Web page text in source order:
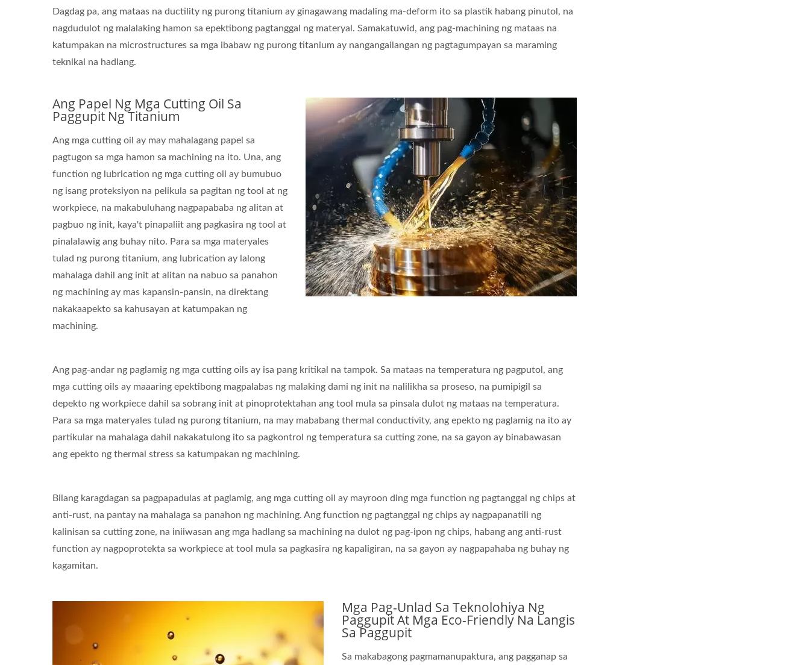
Dagdag pa, ang mataas na ductility ng purong titanium ay ginagawang madaling ma-deform ito sa plastik habang pinutol, na
nagdudulot ng malalaking hamon sa epektibong pagtanggal ng materyal. Samakatuwid, ang pag-machining ng mataas na
katumpakan na microstructures sa mga ibabaw ng purong titanium ay nangangailangan ng pagtagumpayan sa maraming
teknikal na hadlang.
Ang Papel Ng Mga Cutting Oil Sa
Paggupit Ng Titanium
Ang mga cutting oil ay may mahalagang papel sa
pagtugon sa mga hamon sa machining na ito. Una, ang
function ng lubrication ng mga cutting oil ay bumubuo
ng isang proteksiyon na pelikula sa pagitan ng tool at ng
workpiece, na makabuluhang nagpapababa ng alitan at
pagbuo ng init, kaya't pinapaliit ang pagkasira ng tool at
pinalalawig ang buhay nito. Para sa mga materyales
tulad ng purong titanium, ang lubrication ay lalong
mahalaga dahil ang init at alitan na nabuo sa panahon
ng machining ay mas kapansin-pansin, na direktang
nakakaapekto sa kahusayan at katumpakan ng
machining.
Ang pag-andar ng paglamig ng mga cutting oils ay isa pang kritikal na tampok. Sa mataas na temperatura ng pagputol, ang
mga cutting oils ay maaaring epektibong magpalabas ng malaking dami ng init na nalilikha sa proseso, na pumipigil sa
depekto ng workpiece dahil sa sobrang init at pinoprotektahan ang tool mula sa pinsala dulot ng mataas na temperatura.
Para sa mga materyales tulad ng purong titanium, na may mababang thermal conductivity, ang epekto ng paglamig na ito ay
partikular na mahalaga dahil nakakatulong ito sa pagkontrol ng temperatura sa cutting zone, na sa gayon ay binabawasan
ang epekto ng thermal stress sa katumpakan ng machining.
Bilang karagdagan sa pagpapadulas at paglamig, ang mga cutting oil ay mayroon ding mga function ng pagtanggal ng chips at
anti-rust, na pantay na mahalaga sa panahon ng machining. Ang function ng pagtanggal ng chips ay nagpapanatili ng
kalinisan sa cutting zone, na iniiwasan ang mga hadlang sa machining na dulot ng pag-ipon ng chips, habang ang anti-rust
function ay nagpoprotekta sa workpiece at tool mula sa pagkasira ng kapaligiran, na sa gayon ay nagpapahaba ng buhay ng
kagamitan.
Mga Pag-Unlad Sa Teknolohiya Ng
Paggupit At Mga Eco-Friendly Na Langis
Sa Paggupit
Sa makabagong pagmamanupaktura, ang pagganap sa